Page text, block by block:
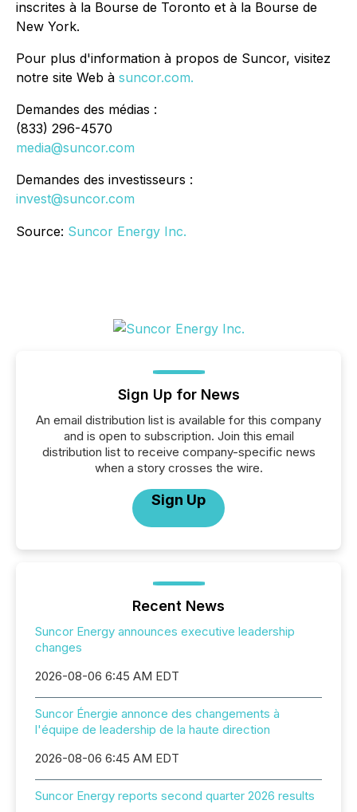
inscrites à la Bourse de Toronto et à la Bourse de
New York.
Pour plus d'information à propos de Suncor, visitez
notre site Web à suncor.com.
Demandes des médias :
(833) 296-4570
media@suncor.com
Demandes des investisseurs :
invest@suncor.com
Source: Suncor Energy Inc.
Sign Up for News
An email distribution list is available for this company
and is open to subscription. Join this email
distribution list to receive company-specific news
when a story crosses the wire.
Sign Up
Recent News
Suncor Energy announces executive leadership
changes
2026-08-06 6:45 AM EDT
Suncor Énergie annonce des changements à
l'équipe de leadership de la haute direction
2026-08-06 6:45 AM EDT
Suncor Energy reports second quarter 2026 results